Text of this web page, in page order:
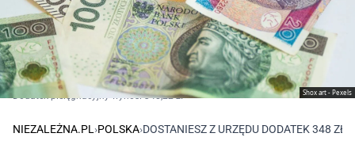
Shox art - Pexels
Dodatek pielęgnacyjny wynosi 348,22 zł
NIEZALEŻNA.PL ›POLSKA›DOSTANIESZ Z URZĘDU DODATEK 348